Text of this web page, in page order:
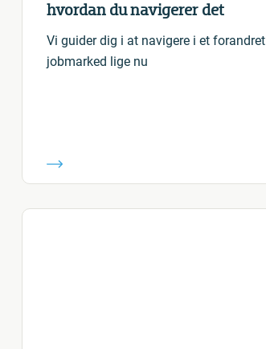
hvordan du navigerer det
Vi guider dig i at navigere i et forandret
jobmarked lige nu